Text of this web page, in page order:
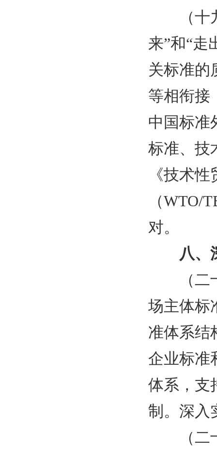
（
来”和“走
关标准的
等相衔接
中国标准
标准、技
《技术
（WTO/
对。
八、
（
场主体标
准体系结
企业标准
体系，支
制。深入
（